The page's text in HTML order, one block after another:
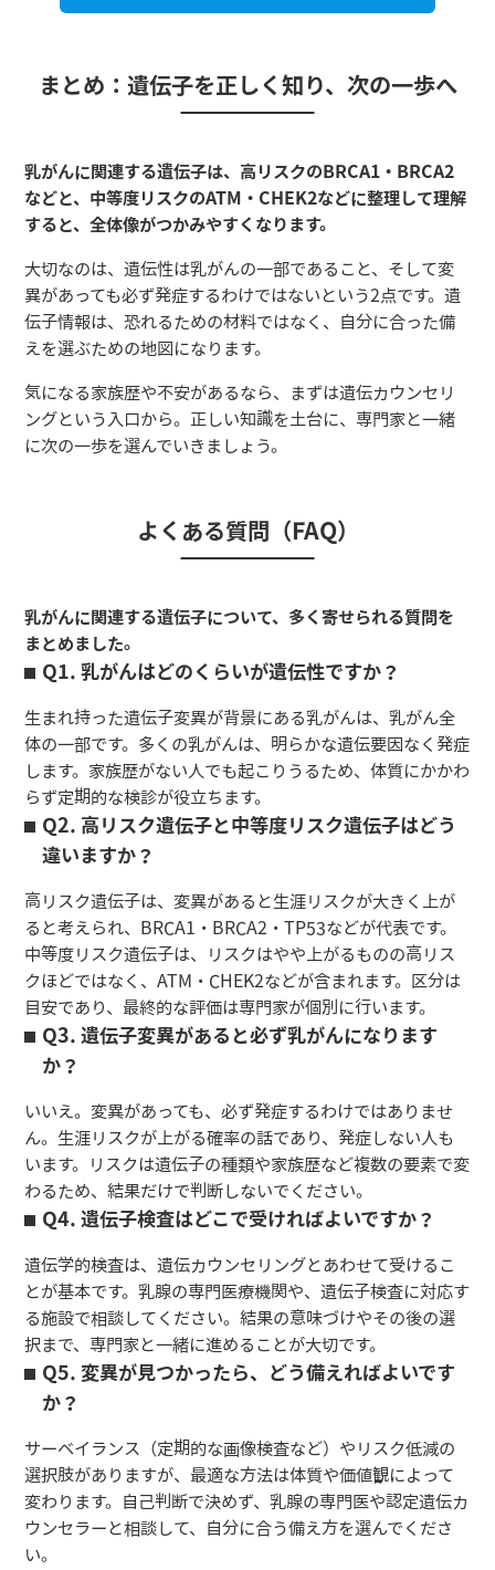
まとめ：遺伝子を正しく知り、次の一歩へ
乳がんに関連する遺伝子は、高リスクのBRCA1・BRCA2
などと、中等度リスクのATM・CHEK2などに整理して理解
すると、全体像がつかみやすくなります。
大切なのは、遺伝性は乳がんの一部であること、そして変
異があっても必ず発症するわけではないという2点です。遺
伝子情報は、恐れるための材料ではなく、自分に合った備
えを選ぶための地図になります。
気になる家族歴や不安があるなら、まずは遺伝カウンセリ
ングという入口から。正しい知識を土台に、専門家と一緒
に次の一歩を選んでいきましょう。
よくある質問（FAQ）
乳がんに関連する遺伝子について、多く寄せられる質問を
まとめました。
Q1. 乳がんはどのくらいが遺伝性ですか？
生まれ持った遺伝子変異が背景にある乳がんは、乳がん全
体の一部です。多くの乳がんは、明らかな遺伝要因なく発症
します。家族歴がない人でも起こりうるため、体質にかかわ
らず定期的な検診が役立ちます。
Q2. 高リスク遺伝子と中等度リスク遺伝子はどう
違いますか？
高リスク遺伝子は、変異があると生涯リスクが大きく上が
ると考えられ、BRCA1・BRCA2・TP53などが代表です。
中等度リスク遺伝子は、リスクはやや上がるものの高リス
クほどではなく、ATM・CHEK2などが含まれます。区分は
目安であり、最終的な評価は専門家が個別に行います。
Q3. 遺伝子変異があると必ず乳がんになります
か？
いいえ。変異があっても、必ず発症するわけではありませ
ん。生涯リスクが上がる確率の話であり、発症しない人も
います。リスクは遺伝子の種類や家族歴など複数の要素で変
わるため、結果だけで判断しないでください。
Q4. 遺伝子検査はどこで受ければよいですか？
遺伝学的検査は、遺伝カウンセリングとあわせて受けるこ
とが基本です。乳腺の専門医療機関や、遺伝子検査に対応す
る施設で相談してください。結果の意味づけやその後の選
択まで、専門家と一緒に進めることが大切です。
Q5. 変異が見つかったら、どう備えればよいです
か？
サーベイランス（定期的な画像検査など）やリスク低減の
選択肢がありますが、最適な方法は体質や価値観によって
変わります。自己判断で決めず、乳腺の専門医や認定遺伝カ
ウンセラーと相談して、自分に合う備え方を選んでくださ
い。